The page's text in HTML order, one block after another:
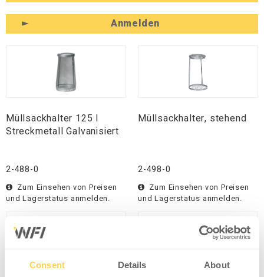
Consent Details About
Anmelden
Müllsackhalter 125 l
Streckmetall Galvanisiert
2-488-0
Zum Einsehen von Preisen
und Lagerstatus anmelden.
Müllsackhalter, stehend
2-498-0
Zum Einsehen von Preisen
und Lagerstatus anmelden.